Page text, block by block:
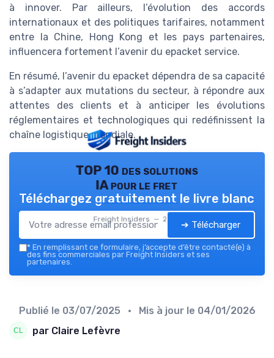
à innover. Par ailleurs, l’évolution des accords
internationaux et des politiques tarifaires, notamment
entre la Chine, Hong Kong et les pays partenaires,
influencera fortement l’avenir du epacket service.
En résumé, l’avenir du epacket dépendra de sa capacité
à s’adapter aux mutations du secteur, à répondre aux
attentes des clients et à anticiper les évolutions
réglementaires et technologiques qui redéfinissent la
chaîne logistique mondiale.
TOP 10 des solutions
IA pour le fret
Freight Insiders — 2026
Téléchargez gratuitement le livre blanc
➔ Télécharger
* En remplissant ce formulaire, j’accepte d’être contacté(e) à
des fins commerciales par Freight Insiders et ses
partenaires.
Publié le 03/07/2025 • Mis à jour le 04/01/2026
par Claire Lefèvre